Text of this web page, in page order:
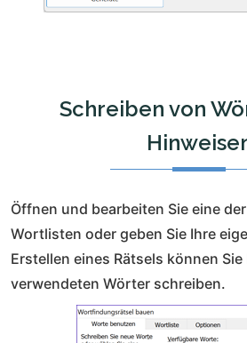
Schreiben von
Öffnen und bearbeiten Sie eine
Wortlisten oder geben Sie Ihre
Erstellen eines Rätsels können
verwendeten Wörter schreiben.